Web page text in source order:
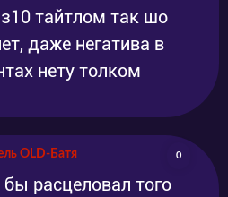
тайтлом так шо
даже негатива в
нету толком
OLD-Батя 0
бы расцеловал того